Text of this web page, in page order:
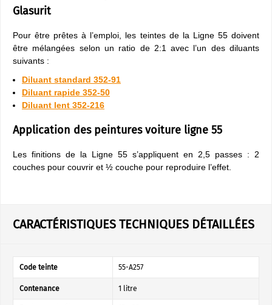
Glasurit
Pour être prêtes à l’emploi, les teintes de la Ligne 55 doivent
être mélangées selon un ratio de 2:1 avec l’un des diluants
suivants :
Diluant standard 352-91
Diluant rapide 352-50
Diluant lent 352-216
Application des peintures voiture ligne 55
Les finitions de la Ligne 55 s’appliquent en 2,5 passes : 2
couches pour couvrir et ½ couche pour reproduire l’effet.
CARACTÉRISTIQUES TECHNIQUES DÉTAILLÉES
Code teinte 55-A257
Contenance 1 litre